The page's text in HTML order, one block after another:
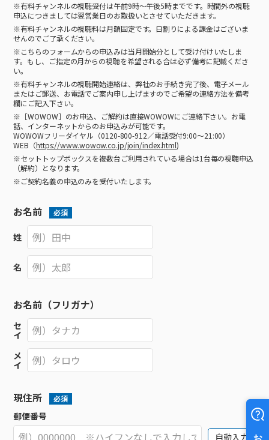
※有料チャンネルの視聴受付は午前9時～午後5時までです。時間外の視聴
申込につきましては翌営業日のお取扱いとさせていただきます。
※有料チャンネルの視聴料は月額固定です。日割りによる課金はございま
せんのでご了承ください。
※こちらのフォームからの申込みは当月開始分として受け付けいたしま
す。もし、ご指定の月からの視聴を希望される合は必ず備考に記載くださ
い。
※有料チャンネルの視聴開始連絡は、弊社のお手続き完了後、電子メール
またはご郵送、お電話でご案内申し上げますのでご希望の連絡方法を備考
欄にご記入下さい。
※［WOWOW］のお申込、ご解約は直接WOWOWにご連絡下さい。お電
話、インターネットからのお申込みが可能です。
WOWOWフリーダイヤル（0120-800-912／電話受付9:00～21:00）
WEB（https://www.wowow.co.jp/join/index.html)
※セットトップボックスを複数台ご利用されている場合は1台毎の視聴申込
（解約）となります。
※ご契約名義の申込のみを受付いたします。
お名前 必須
姓
名
お名前（フリガナ）
セ
イ
メ
イ
現住所 必須
郵便番号
自動入力